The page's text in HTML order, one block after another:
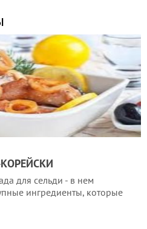
для сельди - в нем
ингредиенты, которые